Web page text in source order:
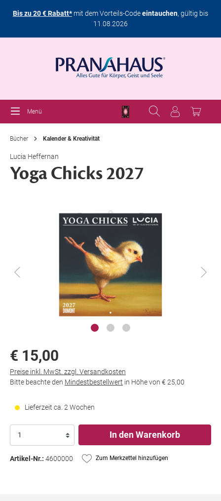
Bis zu 20 € Rabatt*mit dem Vorteils-Codeeintauchen, gültig bis
11.08.2026
Menü
Bücher Kalender & Kreativität
Lucia Heffernan
Yoga Chicks 2027
€ 15,00
Preise inkl. MwSt. zzgl. Versandkosten
Bitte beachte den Mindestbestellwert in Höhe von € 25,00
Lieferzeit ca. 2 Wochen
In den Warenkorb
Artikel-Nr.: 4600000 Zum Merkzettel hinzufügen